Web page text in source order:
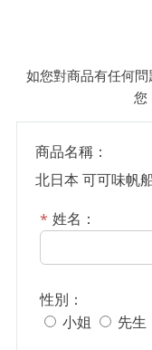
如您對商品有任何
您
商品名稱：
北日本 可可味帆
姓名：
性別：
小姐
先生